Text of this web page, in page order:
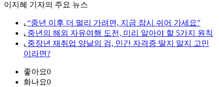
이지혜 기자의 주요 뉴스
⌞ “중년 이후 더 멀리 가려면, 지금 잠시 쉬어 가세요”
⌞ 중년의 해외 자유여행 도전, 미리 알아야 할 5가지 원칙
⌞ 중장년 재취업 양날의 검, 민간 자격증 딸지 말지 고민
이라면?
좋아요0
화나요0